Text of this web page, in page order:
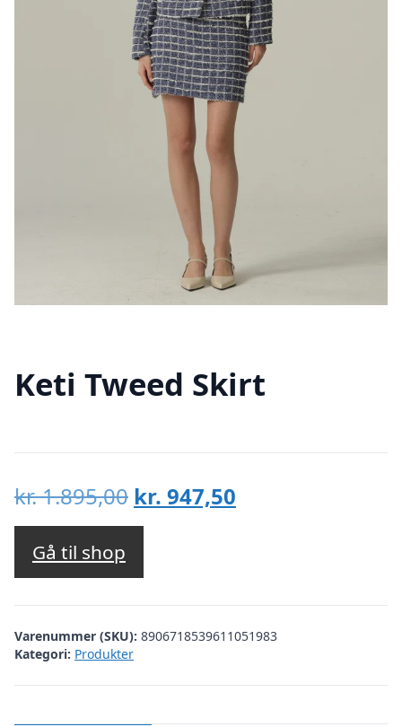
Keti Tweed Skirt
kr.1.895,00 Den
oprindelige
var:
kr. 1.895,00.
kr. 947,50
kr. 947,50.
Gå til shop
Varenummer (SKU): 8906718539611051983
Kategori: Produkter